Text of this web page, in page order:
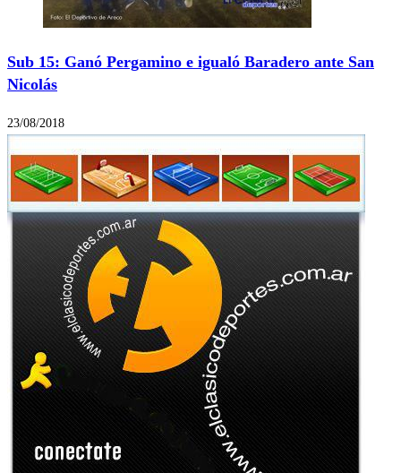
Sub 15: Ganó Pergamino e igualó Baradero ante San
Nicolás
23/08/2018